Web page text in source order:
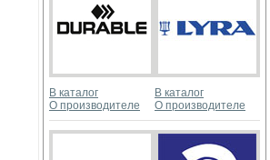
В каталог
О производителе
В каталог
О производителе